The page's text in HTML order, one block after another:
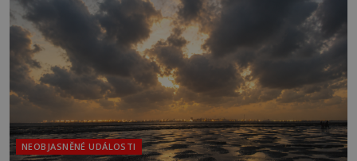
NEOBJASNĚNÉ UDÁLOSTI